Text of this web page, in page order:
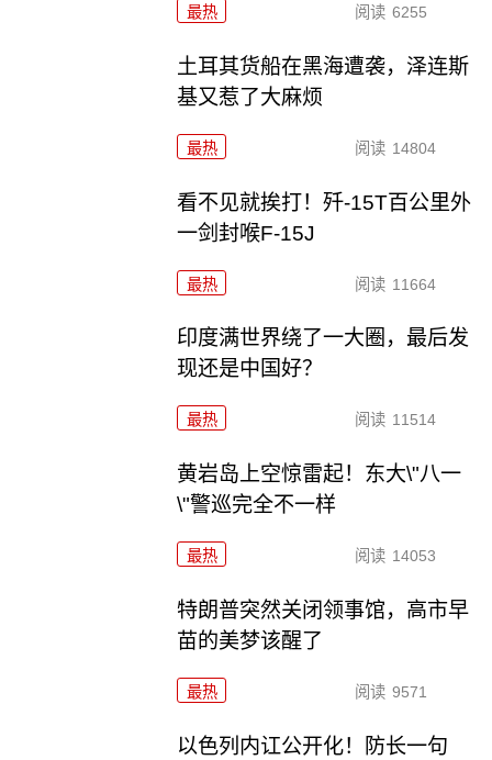
最热 阅读 6255
土耳其货船在黑海遭袭，泽连斯
基又惹了大麻烦
最热 阅读 14804
看不见就挨打！歼-15T百公里外
一剑封喉F-15J
最热 阅读 11664
印度满世界绕了一大圈，最后发
现还是中国好？
最热 阅读 11514
黄岩岛上空惊雷起！东大\"八一
\"警巡完全不一样
最热 阅读 14053
特朗普突然关闭领事馆，高市早
苗的美梦该醒了
最热 阅读 9571
以色列内讧公开化！防长一句